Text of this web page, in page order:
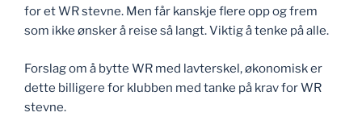
for et WR stevne. Men får kanskje flere opp og frem
som ikke ønsker å reise så langt. Viktig å tenke på alle.
Forslag om å bytte WR med lavterskel, økonomisk er
dette billigere for klubben med tanke på krav for WR
stevne.